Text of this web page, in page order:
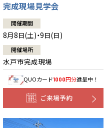
完成現場見学会
開催期間
8月8日(土)・9日(日)
開催場所
水戸市完成現場
QUOカード1000円分進呈中！
ご来場予約